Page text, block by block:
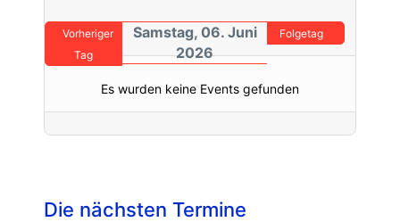
Vorheriger
Tag
Samstag, 06. Juni
2026
Folgetag
Es wurden keine Events gefunden
Die nächsten Termine